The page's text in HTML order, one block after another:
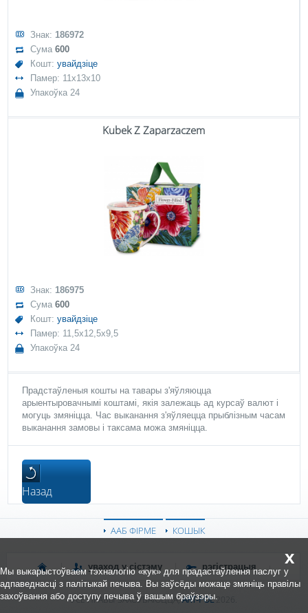
Знак: 186972
Сума600
Кошт:увайдзіце
Памер: 11x13x10
Упакоўка 24
Kubek Z Zaparzaczem
Знак: 186975
Сума600
Кошт:увайдзіце
Памер: 11,5x12,5x9,5
Упакоўка 24
Прадстаўленыя кошты на тавары з'яўляюцца
арыентыровачнымі коштамі, якія залежаць ад курсаў валют і
могуць змяніцца. Час выканання з'яўляецца прыблізным часам
выканання замовы і таксама можа змяніцца.
Назад
ААБ ФІРМЕ КОШЫК
уваход у сістэму рэгістрацыя
УСЕ ПРАВЫ ЗАХОЎВАЮЦЦА,ART-POL2026.
x
Мы выкарыстоўваем тэхналогію «кук» для прадастаўлення паслуг у
адпаведнасці з палітыкай печыва. Вы заўсёды можаце змяніць правілы
захоўвання або доступу печыва ў вашым браўзэры.